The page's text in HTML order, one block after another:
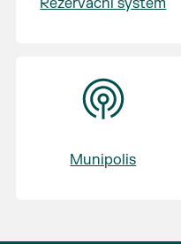
Rezervační systém
Munipolis